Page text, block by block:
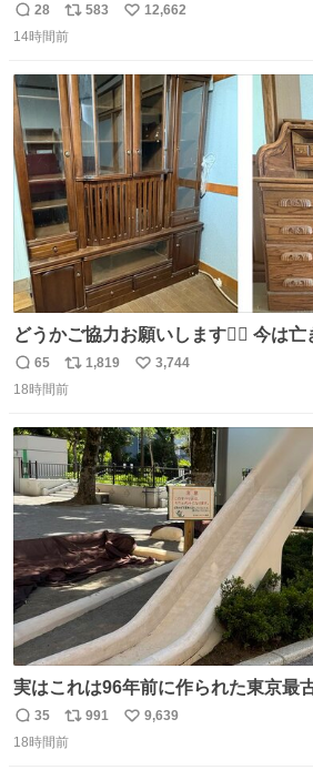
返
信
28
リ
ポ
ト
数
583
い
数
12,662
14時間前
どうかご協力お願いします🙇‍♂️ 今は亡き祖父母の家の取り壊
しが決まり、どうしても処分して欲
引き取り手を探しております この2つは私の祖母が当初一
さで亡くなりましたが、この家具達
りました 続く↓
返
信
65
リ
ポ
ト
数
1,819
い
数
3,744
18時間前
実はこれは96年前に作られた東京最
返
信
35
リ
ポ
991
い
9,639
18時間前